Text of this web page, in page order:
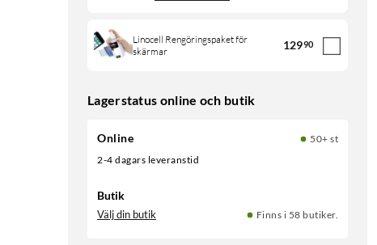
Linocell Rengöringspaket för
skärmar
12990
Lagerstatus online och butik
Online
50+ st
2-4 dagars leveranstid
Butik
Välj din butik Finns i 58 butiker.